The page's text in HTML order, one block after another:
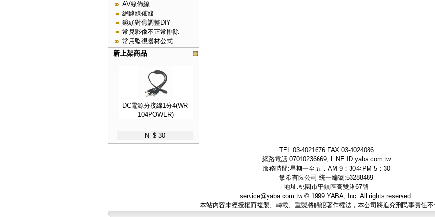
AV線佈線
網路線佈線
鏡頭對焦調整DIY
常見影像不正常排除
常用監視器材公式
新上架商品
DC電源分接線1分4(WR-
104POWER)
NT$ 30
TEL:03-4021676FAX:03-4024086
網路電話:07010236669, LINE ID:yaba.com.tw
服務時間:星期一至五，AM 9：30至PM 5：30
敏希有限公司 統一編號:53288489
地址:桃園市平鎮區高雙路67號
service@yaba.com.tw© 1999 YABA, Inc. All rights reserved.
本站內容未經授權而複製、轉載、重製將觸犯著作權法，本公司將追究刑民事責任不